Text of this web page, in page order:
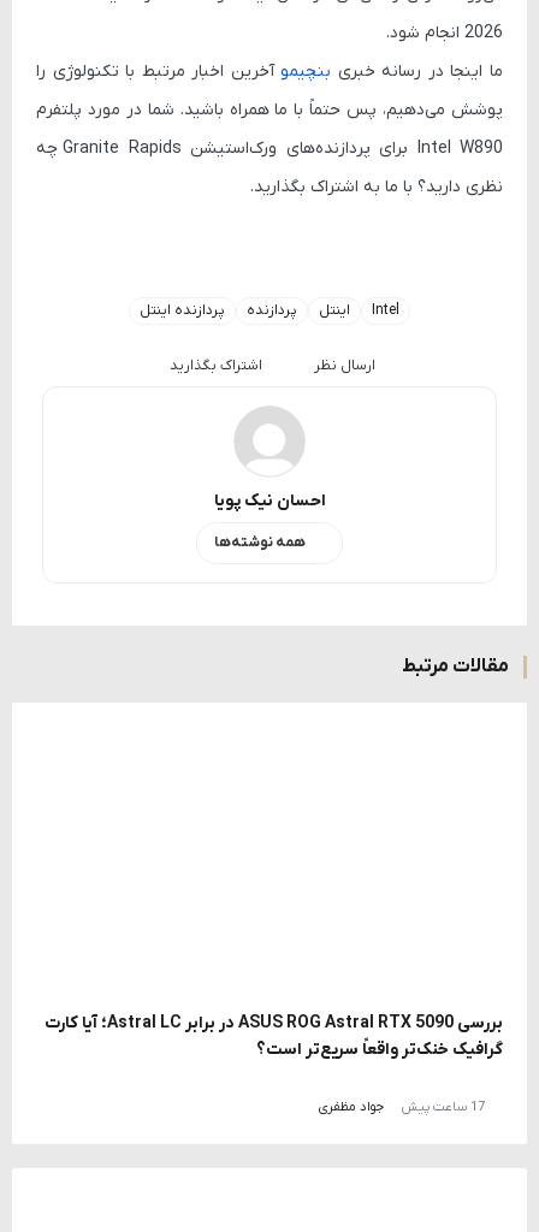
2026 انجام شود.
ما اینجا در رسانه خبری بنچیمو آخرین اخبار مرتبط با تکنولوژی را
پوشش می‌دهیم، پس حتماً با ما همراه باشید. شما در مورد پلتفرم
Intel W890 برای پردازنده‌های ورک‌استیشن Granite Rapids چه
نظری دارید؟ با ما به اشتراک بگذارید.
Intel اینتل پردازنده پردازنده اینتل
ارسال نظر اشتراک بگذارید
احسان نیک پویا
همه نوشته‌ها
مقالات مرتبط
بررسی ASUS ROG Astral RTX 5090 در برابر Astral LC؛ آیا کارت
گرافیک خنک‌تر واقعاً سریع‌تر است؟
17 ساعت پیش جواد مظفری